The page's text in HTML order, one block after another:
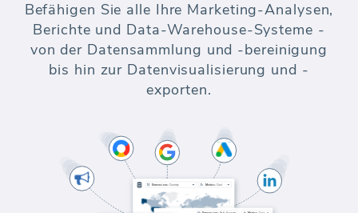
Verbinden Sie sich mit jeder unterstützten
bezahlten Werbeplattform und Google
Analytics-Konten. Berichten Sie über
wichtige Kennzahlen in allen Ihren
Marketingkanälen.